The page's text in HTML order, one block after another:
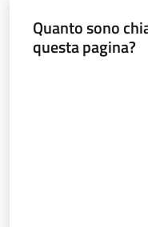
Quanto sono
questa pagina?